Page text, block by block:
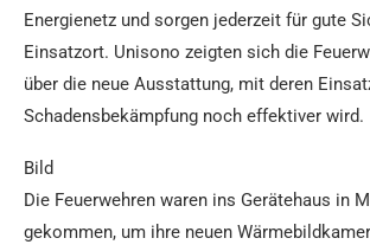
Energienetz und sorgen jederzeit für gute
Einsatzort. Unisono zeigten sich die
über die neue Ausstattung, mit deren
Schadensbekämpfung noch effektiver wird.
Bild
Die Feuerwehren waren ins Gerätehaus in
gekommen, um ihre neuen